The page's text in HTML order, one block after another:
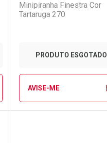
Ver Desconto Convênio
Minipiranha Finestra Cor
Tartaruga 270
PRODUTO ESGOTADO
AVISE-ME